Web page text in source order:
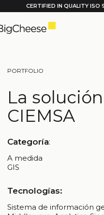
Saltar
al
CERTIFIED IN QUALITY ISO
PORTFOLIO
La
CIEMSA
Categoría:
A medida
GIS
Tecnologías:
Sistema de información